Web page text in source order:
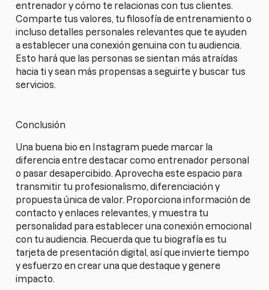
entrenador y cómo te relacionas con tus clientes.
Comparte tus valores, tu filosofía de entrenamiento o
incluso detalles personales relevantes que te ayuden
a establecer una conexión genuina con tu audiencia.
Esto hará que las personas se sientan más atraídas
hacia ti y sean más propensas a seguirte y buscar tus
servicios.
Conclusión
Una buena bio en Instagram puede marcar la
diferencia entre destacar como entrenador personal
o pasar desapercibido. Aprovecha este espacio para
transmitir tu profesionalismo, diferenciación y
propuesta única de valor. Proporciona información de
contacto y enlaces relevantes, y muestra tu
personalidad para establecer una conexión emocional
con tu audiencia. Recuerda que tu biografía es tu
tarjeta de presentación digital, así que invierte tiempo
y esfuerzo en crear una que destaque y genere
impacto.